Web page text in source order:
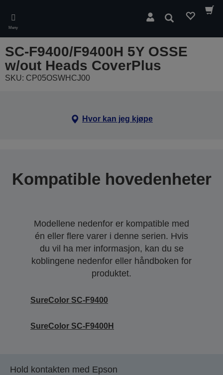
main
content
Meny
Søk
SC-F9400/F9400H 5Y OSSE
w/out Heads CoverPlus
SKU: CP05OSWHCJ00
Hvor kan jeg kjøpe
Kompatible hovedenheter
Modellene nedenfor er kompatible med
én eller flere varer i denne serien. Hvis
du vil ha mer informasjon, kan du se
koblingene nedenfor eller håndboken for
produktet.
SureColor SC-F9400
SureColor SC-F9400H
Hold kontakten med Epson